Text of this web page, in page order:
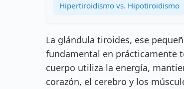
Hipertiroidismo vs. Hipotiroidismo
La glándula tiroides, ese
fundamental en prácticamente
cuerpo utiliza la energía,
corazón, el cerebro y los